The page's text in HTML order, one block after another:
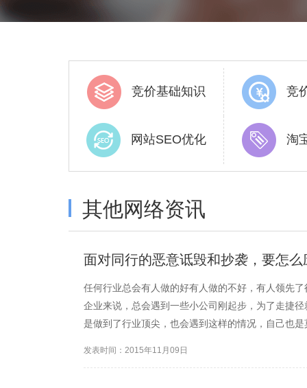
竞价基础知识 竞
网站SEO优化 淘
其他网络资讯
面对同行的恶意诋毁和抄袭，要怎么
任何行业总会有人做的好有人做的不好，有人领先
企业来说，总会遇到一些小公司刚起步，为了走捷
是做到了行业顶尖，也会遇到这样的情况，自己也
发表时间：2015年11月09日